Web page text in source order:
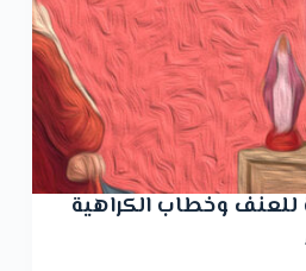
للعنف وخطاب الكراهية